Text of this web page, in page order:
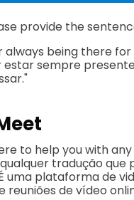
provide the
always being there
sempre
to help you with
tradução que
uma plataforma de
reuniões de vídeo